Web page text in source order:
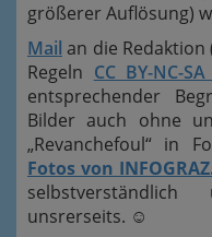
größerer Auflösung)
Mail an die
Regeln CC BY-NC-
entsprechender
Bilder auch ohne
„Revanchefoul“ in
Fotos von
unsrerseits. ☺